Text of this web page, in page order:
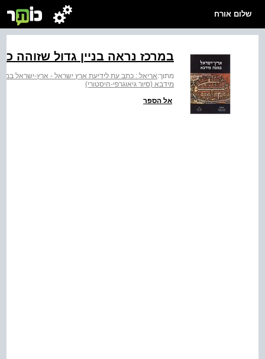
שלום אורח
במרכז נראה בניין גדול שזוהה
מתוך:אריאל : כתב עת לידיעת ארץ ישראל - ארץ-ישראל
מידבא (סיור גיאוגרפי-היסטורי)
אל הספר